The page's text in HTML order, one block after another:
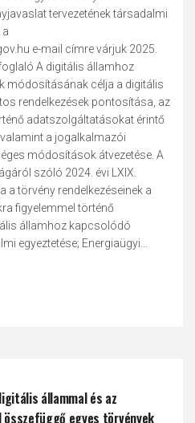
tervezetének társadalmi
a
e-mail címre várjuk 2025.
A digitális államhoz
módosításának célja a digitális
rendelkezések pontosítása, az
adatszolgáltatásokat érintő
a jogalkalmazói
módosítások átvezetése. A
szóló 2024. évi LXIX.
törvény rendelkezéseinek a
figyelemmel történő
államhoz kapcsolódó
egyeztetése; Energiaügyi...
állammal és az
egyes törvények